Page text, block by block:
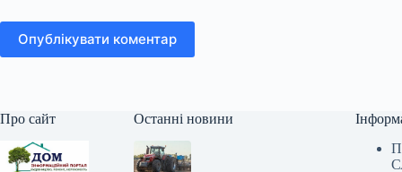
Опублікувати коментар
Про сайт Останні новини